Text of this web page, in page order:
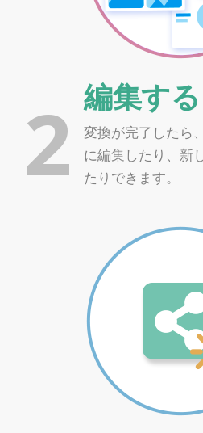
2 編集する
変換が完了したら
に編集したり、新
たりできます。